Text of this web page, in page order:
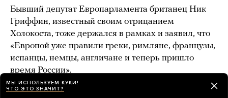
Бывший депутат Европарламента британец Ник
Гриффин, известный своим отрицанием
Холокоста, тоже держался в рамках и заявил, что
«Европой уже правили греки, римляне, французы,
испанцы, немцы, англичане и теперь пришло
время России».
О роли России в мире говорил и эксперт Института
МЫ ИСПОЛЬЗУЕМ КУКИ!
ЧТО ЭТО ЗНАЧИТ?